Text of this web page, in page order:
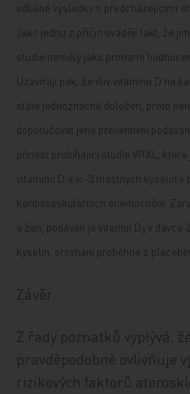
odlišné výsledky s předcházejícími
Jako jednu z příčin uvádějí fakt, že
studie neměly jako primární
Uzavírají pak, že vliv vitaminu D na
stále jednoznačně doložen, proto
doporučovat jeho preventivní
přinést probíhající studie VITAL,
vitaminu D a ω-3 mastných kyselin v
kardiovaskulárních onemocnění.
a žen, podáván je vitamin D 3 v dávce
kyselin, srovnání proběhne s
Závěr
Z řady poznatků vyplývá,
pravděpodobně ovlivňuje
rizikových faktorů